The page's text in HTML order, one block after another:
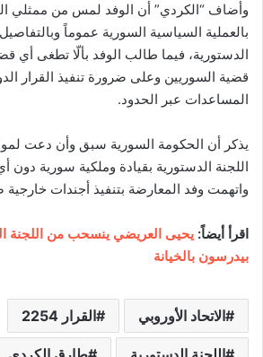
وأضاف “الكردي” أن الوفد لمس من ممثلي
بالعملية السياسية السورية عموماً
الدستورية، فيما طالب الوفد بألّا تطغى أي
قضية السوريين وعلى ضرورة تنفيذ القرار
المساعدات عبر الحدود.
يذكر أن الحكومة السورية سبق وأن دعت
اللجنة الدستورية بقيادة وملكية سورية دون
واتهمت وفد المعارضة بتنفيذ أجندات
اقرأ أيضاً: يحيى العريضي ينسحب من اللجنة
بيدرسون بالخيانة
الاتحاد الأوروبي القرار 2254